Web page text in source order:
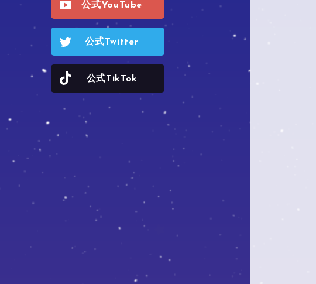
公式YouTube
公式Twitter
公式TikTok